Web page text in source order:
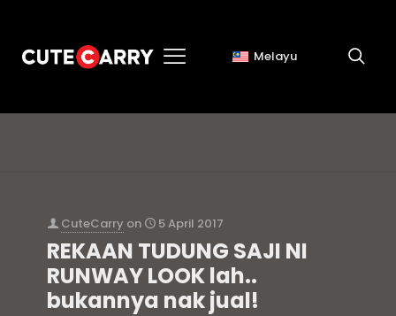
Melayu
CuteCarry on 5 April 2017
REKAAN TUDUNG SAJI NI
RUNWAY LOOK lah..
bukannya nak jual!